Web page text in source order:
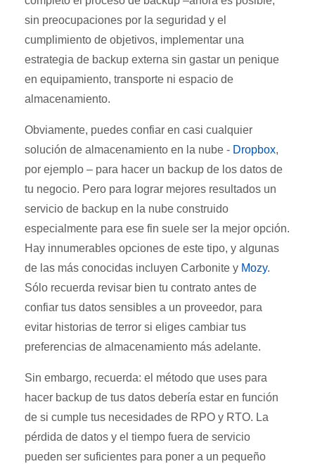
sin preocupaciones por la seguridad y el
cumplimiento de objetivos, implementar una
estrategia de backup externa sin gastar un penique
en equipamiento, transporte ni espacio de
almacenamiento.
Obviamente, puedes confiar en casi cualquier
solución de almacenamiento en la nube - Dropbox,
por ejemplo – para hacer un backup de los datos de
tu negocio. Pero para lograr mejores resultados un
servicio de backup en la nube construido
especialmente para ese fin suele ser la mejor opción.
Hay innumerables opciones de este tipo, y algunas
de las más conocidas incluyen Carbonite y Mozy.
Sólo recuerda revisar bien tu contrato antes de
confiar tus datos sensibles a un proveedor, para
evitar historias de terror si eliges cambiar tus
preferencias de almacenamiento más adelante.
Sin embargo, recuerda: el método que uses para
hacer backup de tus datos debería estar en función
de si cumple tus necesidades de RPO y RTO. La
pérdida de datos y el tiempo fuera de servicio
pueden ser suficientes para poner a un pequeño